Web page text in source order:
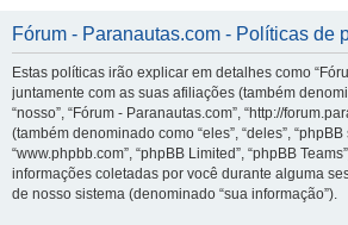
Fórum - Paranautas.com - Políticas de
Estas políticas irão explicar em detalhes como
juntamente com as suas afiliações (também
“nosso”, “Fórum - Paranautas.com”, “http://
(também denominado como “eles”, “deles”, “phpBB
“www.phpbb.com”, “phpBB Limited”, “phpBB
informações coletadas por você durante alguma
de nosso sistema (denominado “sua informação”).